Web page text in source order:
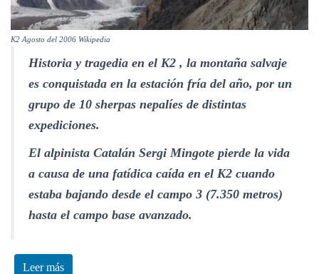
K2 Agosto del 2006 Wikipedia
Historia y tragedia en el K2 , la montaña salvaje
es conquistada en la estación fría del año, por un
grupo de 10 sherpas nepalíes de distintas
expediciones.
El alpinista Catalán Sergi Mingote pierde la vida
a causa de una fatídica caída en el K2 cuando
estaba bajando desde el campo 3 (7.350 metros)
hasta el campo base avanzado.
Leer más